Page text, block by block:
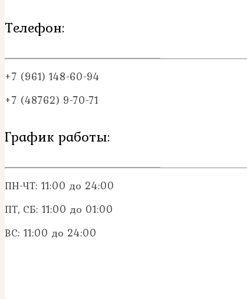
Телефон:
+7 (961) 148-60-94
+7 (48762) 9-70-71
График работы:
ПН-ЧТ: 11:00 до 24:00
ПТ, СБ: 11:00 до 01:00
ВС: 11:00 до 24:00